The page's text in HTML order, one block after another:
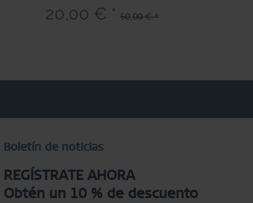
20,00 € * 50,00 € *
Boletín de noticias
REGÍSTRATE AHORA
Obtén un 10 % de descuento